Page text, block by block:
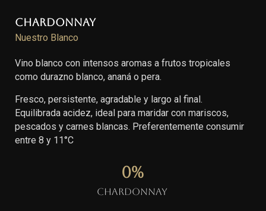
Chardonnay
Nuestro Blanco
Vino blanco con intensos aromas a frutos tropicales
como durazno blanco, ananá o pera.
Fresco, persistente, agradable y largo al final.
Equilibrada acidez, ideal para maridar con mariscos,
pescados y carnes blancas. Preferentemente consumir
entre 8 y 11°C
Chardonnay
0%